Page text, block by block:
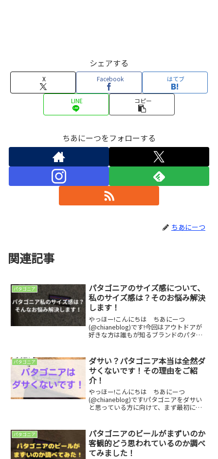
シェアする
X Facebook はてブ
LINE コピー
ちあにーつをフォローする
ちあにーつ
関連記事
パタゴニア
パタゴニアのサイズ感について、
私のサイズ感は？そのお悩み解決
します！
やっほー!こんにちは ちあにーつ
(@chianeblog)です!今回はアウトドアが
好きな方は誰もが知るブランドのパタゴ
のかについてご紹介します！パタゴニア
と言えば、アメ...
パタゴニア
ダサい？パタゴニア本当は全然ダ
サくないです！その理由をご紹
介！
やっほー!こんにちは ちあにーつ
(@chianeblog)です!パタゴニアをダサい
と思っている方に向けて、まず最初に伝
でもなぜ、パタゴニアを着ている人のこ
とをダサいと思...
パタゴニア
パタゴニアのビールがまずいのか
客観的どう思われているのか調べ
てみました！